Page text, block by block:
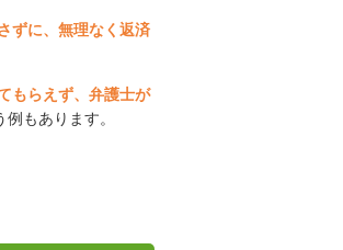
ずに、無理なく返済
もらえず、弁護士が
例もあります。